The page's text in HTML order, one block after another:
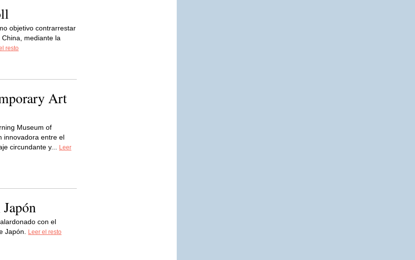
objetivo contrarrestar
mediante la
resto
Art
Museum of
innovadora entre el
circundante y...
Leer
con el
Japón.
Leer el resto